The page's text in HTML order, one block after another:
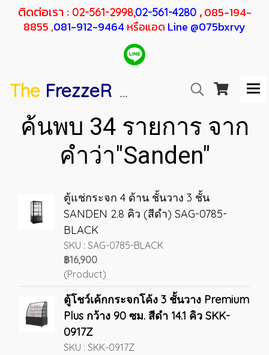
ติดต่อเรา : 02-561-2998,02-561-4280 ,085-194-
8855 ,081-912-9464หรือแอด Line @075bxrvy
The FrezzeR SANDEN F RESHER
ค้นพบ 34 รายการ จาก
คำว่า"Sanden"
ตู้แช่กระจก 4 ด้าน ชั้นวาง 3 ชั้น
SANDEN 2.8 คิว (สีดำ) SAG-0785-
BLACK
SKU : SAG-0785-BLACK
฿16,900
(Product)
ตู้โชว์เค้กกระจกโค้ง 3 ชั้นวาง Premium
Plus กว้าง 90 ซม. สีดำ 14.1 คิว SKK-
0917Z
SKU : SKK-0917Z